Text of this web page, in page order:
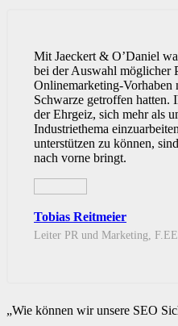
Mit Jaeckert & O’Daniel
bei der Auswahl möglicher
Onlinemarketing-Vorhaben
Schwarze getroffen hatten.
der Ehrgeiz, sich mehr als
Industriethema
unterstützen zu können,
nach vorne bringt.
Tobias Reitmeier
Leiter PR und Marketing,
„Wie können wir unsere SEO